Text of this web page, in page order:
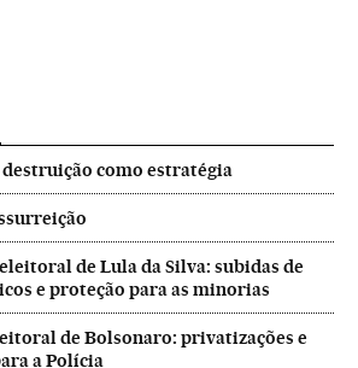
como estratégia
de Lula da Silva: subidas de
e proteção para as minorias
de Bolsonaro: privatizações e
a Polícia